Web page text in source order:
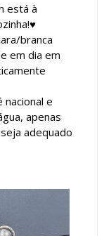
está à
branca
em dia em
e
apenas
adequado